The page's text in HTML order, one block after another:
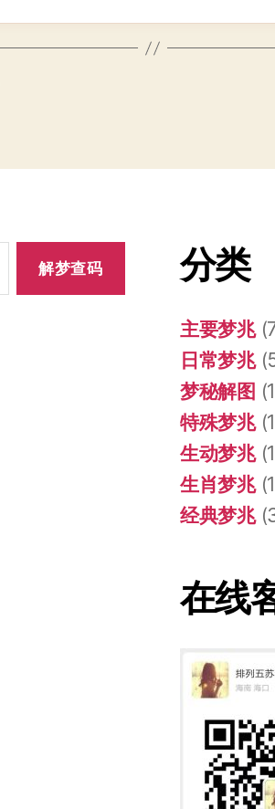
分类
主要梦兆
日常梦兆
梦秘解图
特殊梦兆
生动梦兆
生肖梦兆
经典梦兆
在线